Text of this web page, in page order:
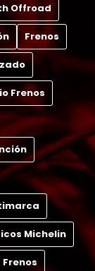
Offroad
Frenos
Frenos
Michelin